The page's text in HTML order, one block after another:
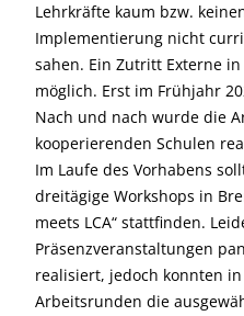
Lehrkräfte kaum bzw.
Implementierung nicht
sahen. Ein Zutritt Externe
möglich. Erst im Frühjahr
Nach und nach wurde die
kooperierenden Schulen
Im Laufe des Vorhabens
dreitägige Workshops in
meets LCA“ stattfinden.
Präsenzveranstaltungen
realisiert, jedoch konnten
Arbeitsrunden die